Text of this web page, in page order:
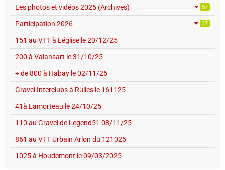
Les photos et vidéos 2025 (Archives) 57
Participation 2026 37
151 au VTT à Léglise le 20/12/25
200 à Valansart le 31/10/25
+ de 800 à Habay le 02/11/25
Gravel Interclubs à Rulles le 161125
41à Lamorteau le 24/10/25
110 au Gravel de Legend51 08/11/25
861 au VTT Urbain Arlon du 121025
1025 à Houdemont le 09/03/2025